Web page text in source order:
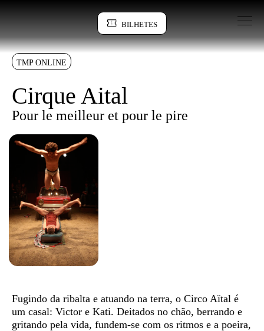
BILHETES
Sinopse
TMP ONLINE
Cirque Aital
Pour le meilleur et pour le pire
Sinopse
Fugindo da ribalta e atuando na terra, o Circo Aïtal é
um casal: Victor e Kati. Deitados no chão, berrando e
gritando pela vida, fundem-se com os ritmos e a poeira,